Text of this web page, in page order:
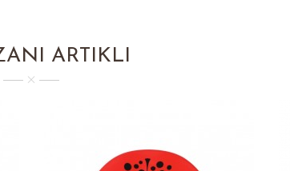
ARTIKLI